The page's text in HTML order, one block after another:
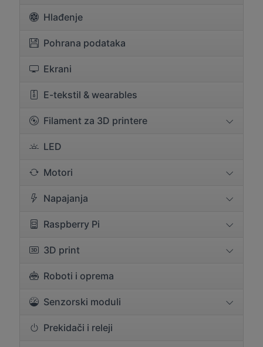
Hlađenje
Pohrana podataka
Ekrani
E-tekstil & wearables
Filament za 3D printere
LED
Motori
Napajanja
Raspberry Pi
3D print
Roboti i oprema
Senzorski moduli
Prekidači i releji